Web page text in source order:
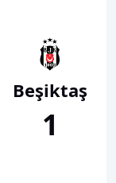
Beşiktaş
1